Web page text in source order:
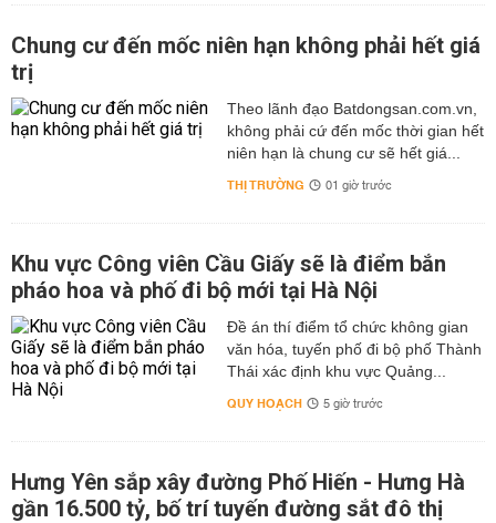
Chung cư đến mốc niên hạn không phải hết giá
trị
Theo lãnh đạo Batdongsan.com.vn,
không phải cứ đến mốc thời gian hết
niên hạn là chung cư sẽ hết giá...
THỊ TRƯỜNG 01 giờ trước
Khu vực Công viên Cầu Giấy sẽ là điểm bắn
pháo hoa và phố đi bộ mới tại Hà Nội
Đề án thí điểm tổ chức không gian
văn hóa, tuyến phố đi bộ phố Thành
Thái xác định khu vực Quảng...
QUY HOẠCH 5 giờ trước
Hưng Yên sắp xây đường Phố Hiến - Hưng Hà
gần 16.500 tỷ, bố trí tuyến đường sắt đô thị